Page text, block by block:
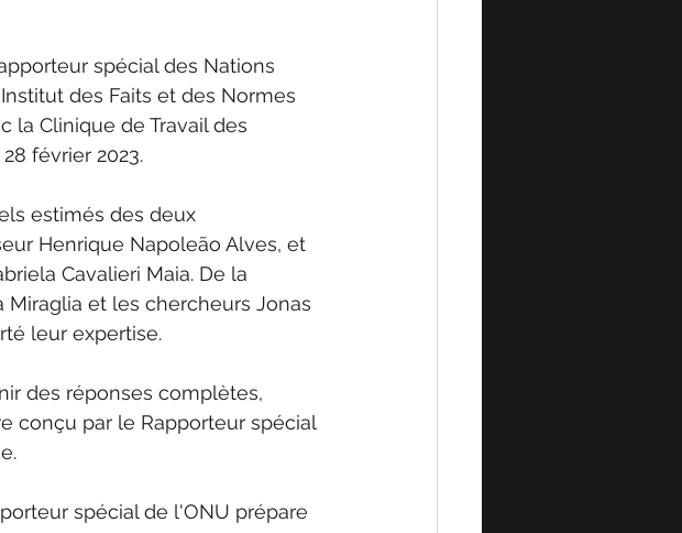
spécial des Nations
des Faits et des Normes
la Clinique de Travail des
février 2023.
estimés des deux
Henrique Napoleão Alves, et
Cavalieri Maia. De la
Miraglia et les chercheurs Jonas
leur expertise.
des réponses complètes,
conçu par le Rapporteur spécial
spécial de l'ONU prépare